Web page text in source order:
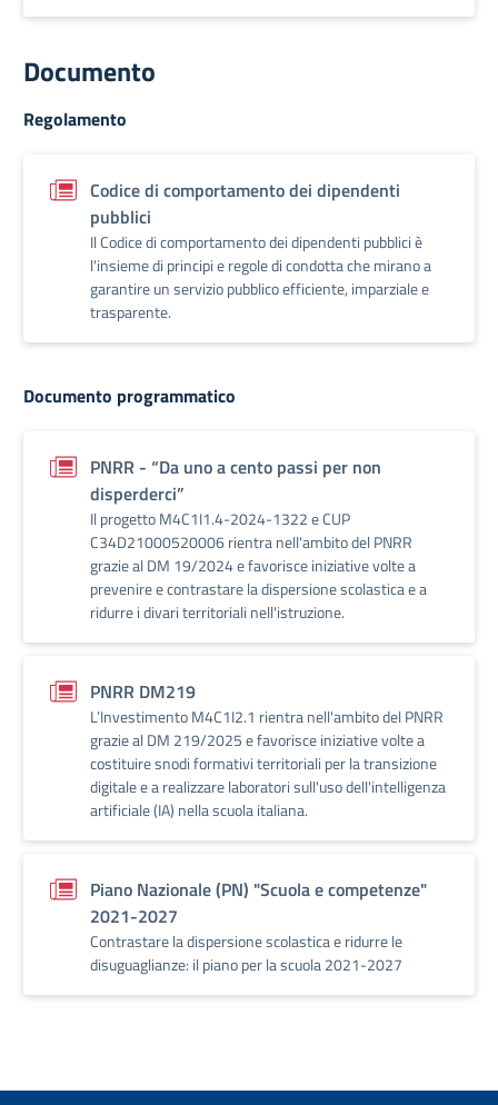
Documento
Regolamento
Codice di comportamento dei dipendenti
pubblici
Il Codice di comportamento dei dipendenti pubblici è
l'insieme di principi e regole di condotta che mirano a
garantire un servizio pubblico efficiente, imparziale e
trasparente.
Documento programmatico
PNRR - “Da uno a cento passi per non
disperderci”
Il progetto M4C1I1.4-2024-1322 e CUP
C34D21000520006 rientra nell'ambito del PNRR
grazie al DM 19/2024 e favorisce iniziative volte a
prevenire e contrastare la dispersione scolastica e a
ridurre i divari territoriali nell'istruzione.
PNRR DM219
L’Investimento M4C1I2.1 rientra nell'ambito del PNRR
grazie al DM 219/2025 e favorisce iniziative volte a
costituire snodi formativi territoriali per la transizione
digitale e a realizzare laboratori sull'uso dell'intelligenza
artificiale (IA) nella scuola italiana.
Piano Nazionale (PN) "Scuola e competenze"
2021-2027
Contrastare la dispersione scolastica e ridurre le
disuguaglianze: il piano per la scuola 2021-2027